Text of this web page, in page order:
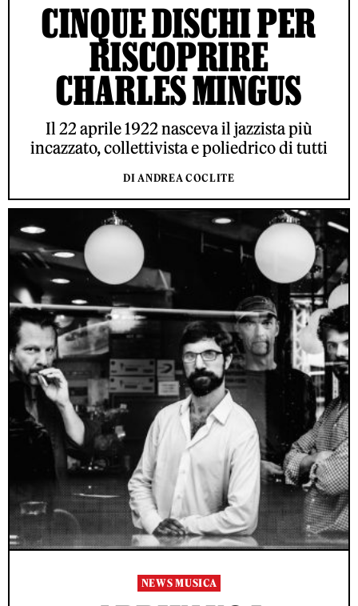
CINQUE DISCHI PER
RISCOPRIRE
CHARLES MINGUS
Il 22 aprile 1922 nasceva il jazzista più
incazzato, collettivista e poliedrico di tutti
DI ANDREA COCLITE
NEWS MUSICA